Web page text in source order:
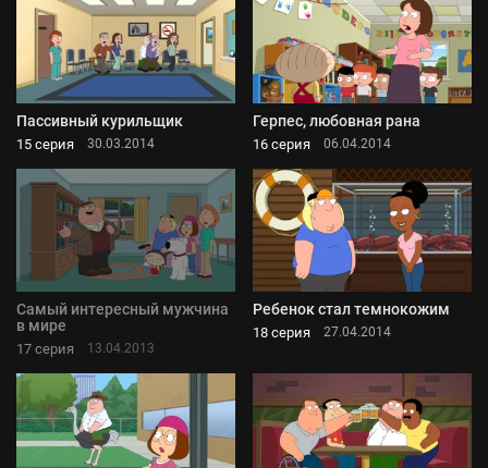
Пассивный курильщик
15 серия 30.03.2014
Герпес, любовная рана
16 серия 06.04.2014
Самый интересный мужчина
в мире
17 серия 13.04.2013
Ребенок стал темнокожим
18 серия 27.04.2014